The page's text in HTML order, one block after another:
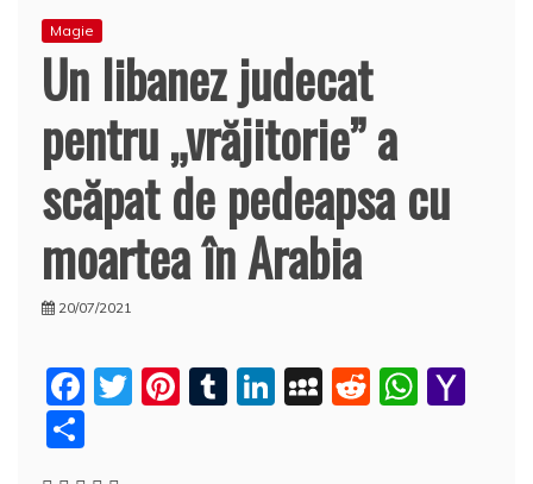
Magie
Un libanez judecat
pentru „vrăjitorie” a
scăpat de pedeapsa cu
moartea în Arabia
20/07/2021
F
T
Pi T
Li M R
W
a